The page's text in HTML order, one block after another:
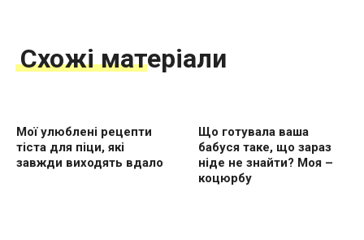
Схожі матеріали
Мої улюблені рецепти
тіста для піци, які
завжди виходять вдало
Що готувала ваша
бабуся таке, що зараз
ніде не знайти? Моя –
коцюрбу